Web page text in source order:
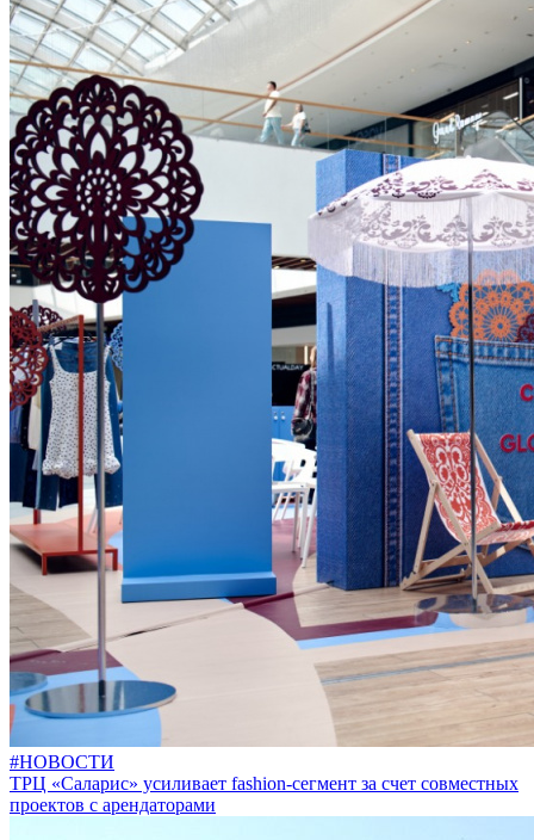
#НОВОСТИ
ТРЦ «Саларис» усиливает fashion-сегмент за счет совместных
проектов с арендаторами